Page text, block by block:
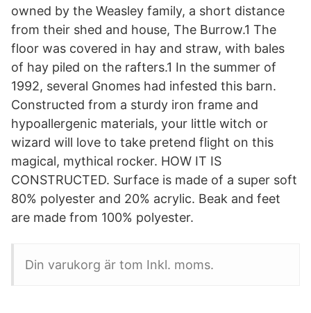
owned by the Weasley family, a short distance
from their shed and house, The Burrow.1 The
floor was covered in hay and straw, with bales
of hay piled on the rafters.1 In the summer of
1992, several Gnomes had infested this barn.
Constructed from a sturdy iron frame and
hypoallergenic materials, your little witch or
wizard will love to take pretend flight on this
magical, mythical rocker. HOW IT IS
CONSTRUCTED. Surface is made of a super soft
80% polyester and 20% acrylic. Beak and feet
are made from 100% polyester.
Din varukorg är tom Inkl. moms.